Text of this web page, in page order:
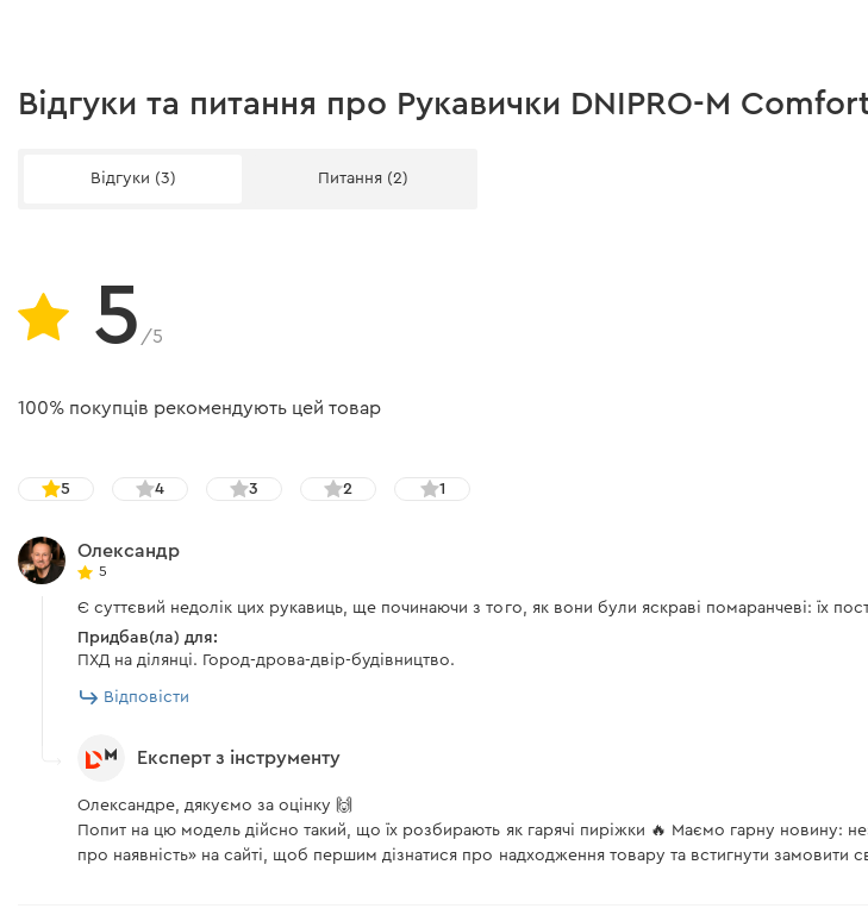
Відгуки та питання про Рукавички DNIPRO-M
Відгуки (3) Питання (2)
5 /5
100% покупців рекомендують цей товар
5 4 3 2 1
Олександр
5
Є суттєвий недолік цих рукавиць, ще починаючи з того, як вони були яскраві помаранчеві: їх
Придбав(ла) для:
ПХД на ділянці. Город-дрова-двір-будівництво.
Відповісти
Експерт з інструменту
Олександре, дякуємо за оцінку 🙌
Попит на цю модель дійсно такий, що їх розбирають як гарячі пиріжки 🔥 Маємо гарну новину:
про наявність» на сайті, щоб першим дізнатися про надходження товару та встигнути замовити